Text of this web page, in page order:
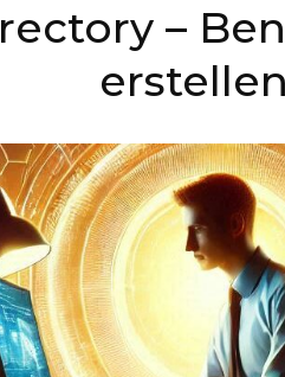
–
erstellen